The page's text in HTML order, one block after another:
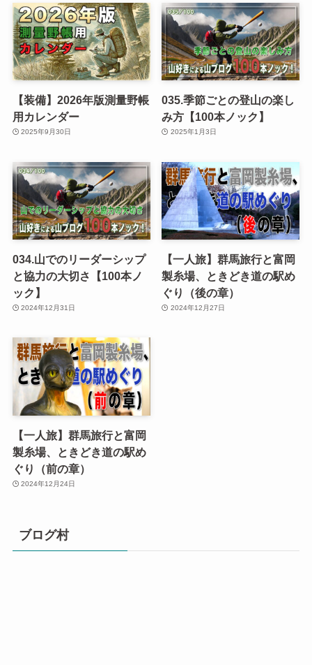
【装備】2026年版測量野帳
用カレンダー
2025年9月30日
035.季節ごとの登山の楽し
み方【100本ノック】
2025年1月3日
034.山でのリーダーシップ
と協力の大切さ【100本ノ
ック】
2024年12月31日
【一人旅】群馬旅行と富岡
製糸場、ときどき道の駅め
ぐり（後の章）
2024年12月27日
【一人旅】群馬旅行と富岡
製糸場、ときどき道の駅め
ぐり（前の章）
2024年12月24日
ブログ村